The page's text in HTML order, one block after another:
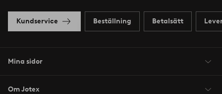
Kundservice Beställning Betalsätt
Mina sidor
Om Jotex